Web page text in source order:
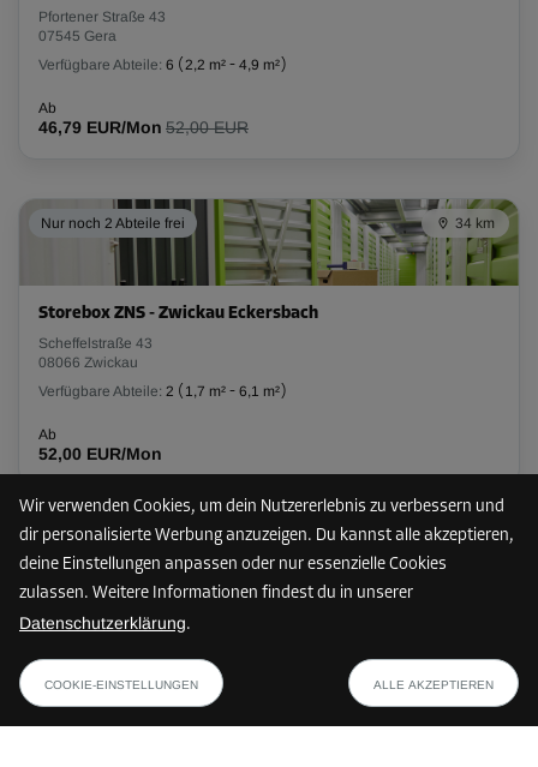
Wir verwenden Cookies, um dein Nutzererlebnis zu verbessern und
dir personalisierte Werbung anzuzeigen. Du kannst alle akzeptieren,
deine Einstellungen anpassen oder nur essenzielle Cookies
zulassen. Weitere Informationen findest du in unserer
Datenschutzerklärung.
COOKIE-EINSTELLUNGEN ALLE AKZEPTIEREN
Pfortener Straße 43
07545 Gera
Verfügbare Abteile: 6 ( 2,2 m² - 4,9 m²)
Ab
46,79 EUR/Mon 52,00 EUR
Nur noch 2 Abteile frei 34 km
Storebox ZNS - Zwickau Eckersbach
Scheffelstraße 43
08066 Zwickau
Verfügbare Abteile: 2 ( 1,7 m² - 6,1 m²)
Ab
52,00 EUR/Mon
41 km
09350 Lichtenstein/Sachsen
90,94 EUR/Mon PLAN ANZEIGEN